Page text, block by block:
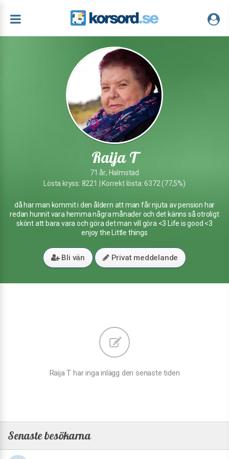
Raija T
71 år, Halmstad
Lösta kryss: 8221 | Korrekt lösta: 6372 (77,5%)
då har man kommit i den åldern att man får njuta av pension har
redan hunnit vara hemma några månader och det känns så otroligt
skönt att bara vara och göra det man vill göra <3 Life is good <3
enjoy the Little things
Bli vän Privat meddelande
Raija T har inga inlägg den senaste tiden
Senaste besökarna